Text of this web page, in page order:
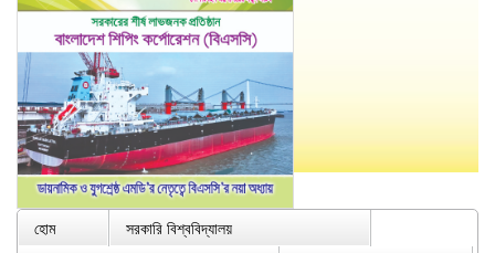
হোম
সরকারি বিশ্ববিদ্যালয়